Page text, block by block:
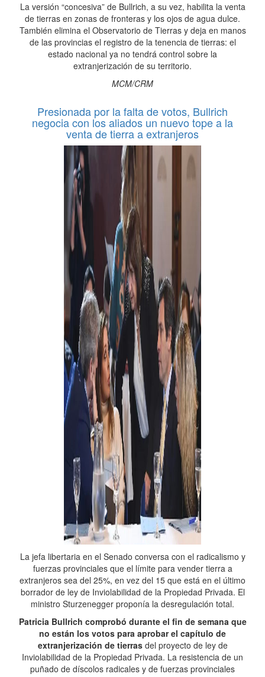
La versión “concesiva” de Bullrich, a su vez, habilita la venta
de tierras en zonas de fronteras y los ojos de agua dulce.
También elimina el Observatorio de Tierras y deja en manos
de las provincias el registro de la tenencia de tierras: el
estado nacional ya no tendrá control sobre la
extranjerización de su territorio.
MCM/CRM
Presionada por la falta de votos, Bullrich
negocia con los aliados un nuevo tope a la
venta de tierra a extranjeros
La jefa libertaria en el Senado conversa con el radicalismo y
fuerzas provinciales que el límite para vender tierra a
extranjeros sea del 25%, en vez del 15 que está en el último
borrador de ley de Inviolabilidad de la Propiedad Privada. El
ministro Sturzenegger proponía la desregulación total.
Patricia Bullrich comprobó durante el fin de semana que
no están los votos para aprobar el capítulo de
extranjerización de tierrasdel proyecto de ley de
Inviolabilidad de la Propiedad Privada. La resistencia de un
puñado de díscolos radicales y de fuerzas provinciales